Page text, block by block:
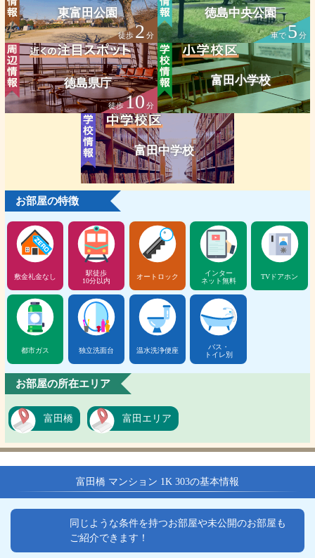
東富田公園
徒歩2 分
徳島中央公園
車で5 分
徳島県庁
徒歩10分
富田小学校
富田中学校
お部屋の特徴
敷金礼金なし
駅徒歩
10分以内
オートロック
インター
ネット無料
TVドアホン
都市ガス 独立洗面台 温水洗浄便座
バス・
トイレ別
お部屋の所在エリア
富田橋 富田エリア
富田橋 マンション 1K 303の基本情報
同じような条件を持つお部屋や未公開のお部屋も
ご紹介できます！